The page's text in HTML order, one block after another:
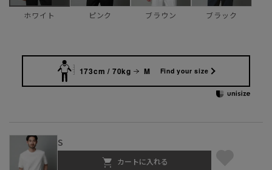
ホワイト ピンク ブラウン ブラック
173cm / 70kg M Find your size
S
カートに入れる